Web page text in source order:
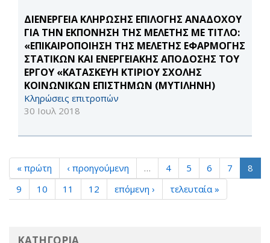
ΔΙΕΝΕΡΓΕΙΑ ΚΛΗΡΩΣΗΣ ΕΠΙΛΟΓΗΣ ΑΝΑΔΟΧΟΥ
ΓΙΑ ΤΗΝ ΕΚΠΟΝΗΣΗ ΤΗΣ ΜΕΛΕΤΗΣ ΜΕ ΤΙΤΛΟ:
«ΕΠΙΚΑΙΡΟΠΟΙΗΣΗ ΤΗΣ ΜΕΛΕΤΗΣ ΕΦΑΡΜΟΓΗΣ
ΣΤΑΤΙΚΩΝ ΚΑΙ ΕΝΕΡΓΕΙΑΚΗΣ ΑΠΟΔΟΣΗΣ ΤΟΥ
ΕΡΓΟΥ «ΚΑΤΑΣΚΕΥΗ ΚΤΙΡΙΟΥ ΣΧΟΛΗΣ
ΚΟΙΝΩΝΙΚΩΝ ΕΠΙΣΤΗΜΩΝ (ΜΥΤΙΛΗΝΗ)
Κληρώσεις επιτροπών
30 Ιουλ 2018
« πρώτη ‹ προηγούμενη … 4 5 6 7
8
9
10 11 12 επόμενη › τελευταία »